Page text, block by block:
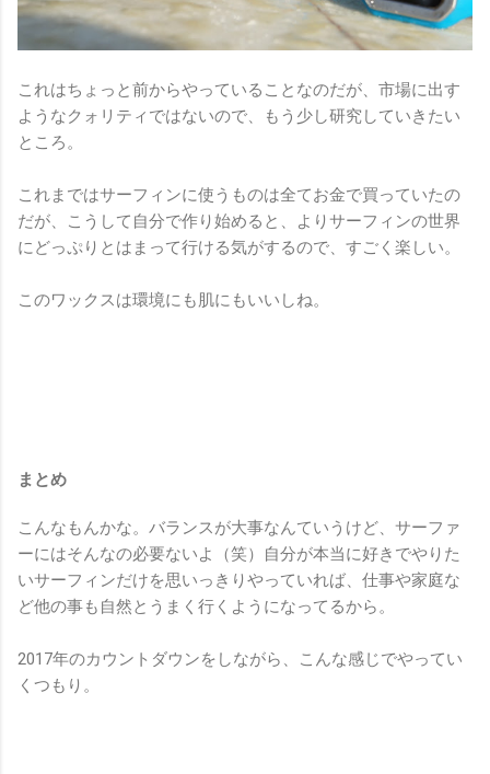
これはちょっと前からやっていることなのだが、市場に出す
ようなクォリティではないので、もう少し研究していきたい
ところ。
これまではサーフィンに使うものは全てお金で買っていたの
だが、こうして自分で作り始めると、よりサーフィンの世界
にどっぷりとはまって行ける気がするので、すごく楽しい。
このワックスは環境にも肌にもいいしね。
まとめ
こんなもんかな。バランスが大事なんていうけど、サーファ
ーにはそんなの必要ないよ（笑）自分が本当に好きでやりた
いサーフィンだけを思いっきりやっていれば、仕事や家庭な
ど他の事も自然とうまく行くようになってるから。
2017年のカウントダウンをしながら、こんな感じでやってい
くつもり。